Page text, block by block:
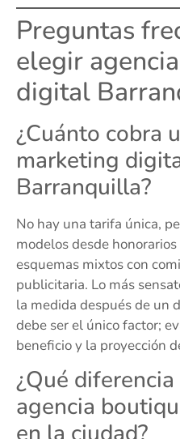
Preguntas
elegir
digital
¿Cuánto cobra
marketing
Barranquilla?
No hay una tarifa única,
modelos desde
esquemas mixtos con
publicitaria. Lo más
la medida después de un
debe ser el único factor;
beneficio y la proyección
¿Qué
agencia